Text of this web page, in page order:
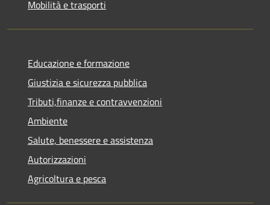
Mobilità e trasporti
Educazione e formazione
Giustizia e sicurezza pubblica
Tributi,finanze e contravvenzioni
Ambiente
Salute, benessere e assistenza
Autorizzazioni
Agricoltura e pesca